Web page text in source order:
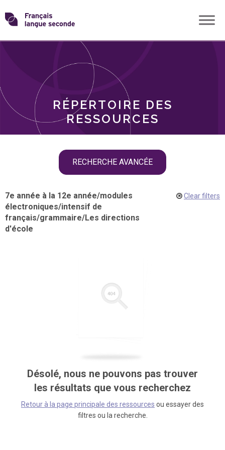
Skip
toTransformons
langue
RÉPERTOIRE DES
RESSOURCES
RECHERCHE AVANCÉE
THÈMES
7e année à la 12e année/modules
électroniques/intensif de
français/grammaire/Les directions
d'école
Clear filters
Désolé, nous ne pouvons pas trouver
les résultats que vous recherchez
Retour à la page principale des ressources ou essayer des
filtres ou la recherche.